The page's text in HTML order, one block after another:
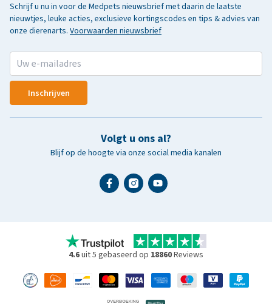
Schrijf u nu in voor de Medpets nieuwsbrief met daarin de laatste
nieuwtjes, leuke acties, exclusieve kortingscodes en tips & advies van
onze dierenarts. Voorwaarden nieuwsbrief
Inschrijven
Volgt u ons al?
Blijf op de hoogte via onze social media kanalen
4.6uit 5 gebaseerd op 18860Reviews